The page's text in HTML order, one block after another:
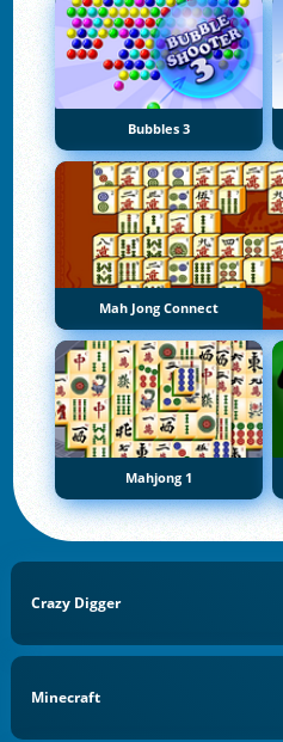
Bubbles 3
Mah Jong Connect
Mahjong 1
Crazy Digger
Minecraft